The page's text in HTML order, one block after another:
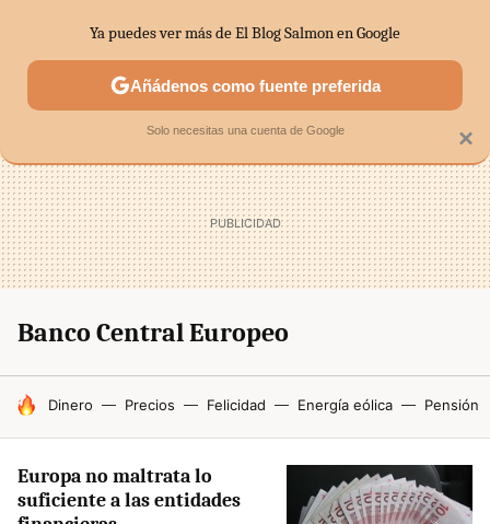
SECTORES ECONOMÍA DOMÉSTICA MERCADOS
Banco Central Europeo
HOY SE HABLA DE
Dinero Precios Felicidad Energía eólica Pensión
Europa no maltrata lo
suficiente a las entidades
×
Ya puedes ver más de El Blog Salmon en Google
Añádenos como fuente preferida
Solo necesitas una cuenta de Google